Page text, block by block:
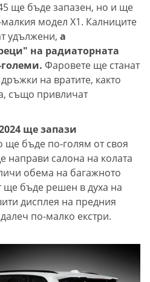
ще бъде запазен, но и ще
модел X1. Калниците
удължени, а
на радиаторната
Фаровете ще станат
на вратите, както
също привличат
ще запази
ще бъде по-голям от своя
направи салона на колата
обема на багажното
ще бъде решен в духа на
дисплея на предния
по-малко екстри.